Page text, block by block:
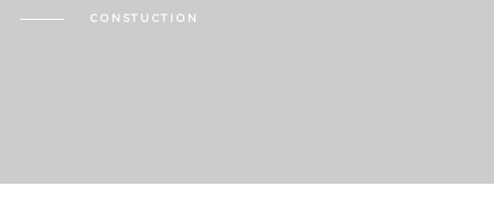
CONSTUCTION